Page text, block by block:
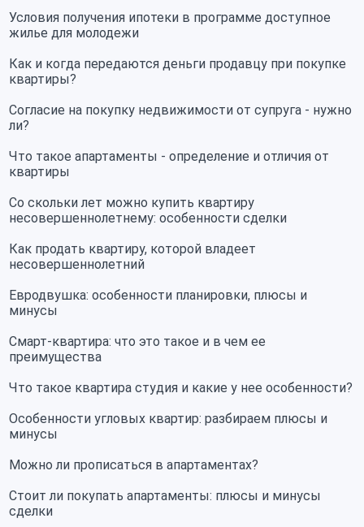
Условия получения ипотеки в программе доступное
жилье для молодежи
Как и когда передаются деньги продавцу при покупке
квартиры?
Согласие на покупку недвижимости от супруга - нужно
ли?
Что такое апартаменты - определение и отличия от
квартиры
Со скольки лет можно купить квартиру
несовершеннолетнему: особенности сделки
Как продать квартиру, которой владеет
несовершеннолетний
Евродвушка: особенности планировки, плюсы и
минусы
Смарт-квартира: что это такое и в чем ее
преимущества
Что такое квартира студия и какие у нее особенности?
Особенности угловых квартир: разбираем плюсы и
минусы
Можно ли прописаться в апартаментах?
Стоит ли покупать апартаменты: плюсы и минусы
сделки